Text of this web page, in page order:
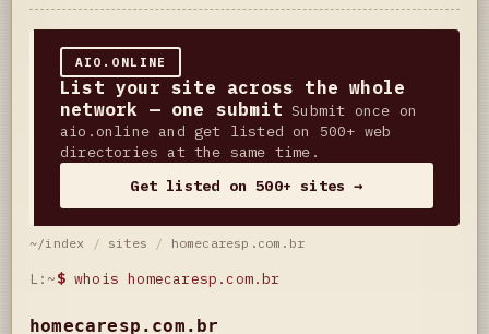
AIO.ONLINE
List your site across the whole
network — one submit Submit once on
aio.online and get listed on 500+ web
directories at the same time.
Get listed on 500+ sites →
~/index / sites / homecaresp.com.br
L:~$ whois homecaresp.com.br
homecaresp.com.br